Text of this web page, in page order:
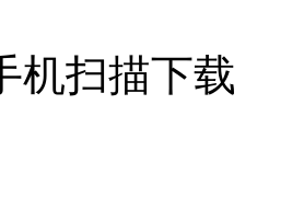
机扫描下载